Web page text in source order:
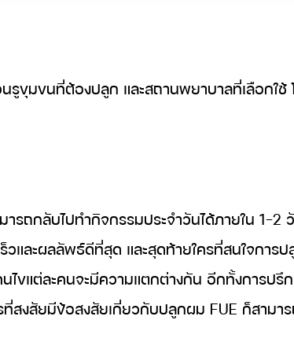
ขุมขนที่ต้องปลูก และสถานพยาบาลที่เลือกใช้
ถกลับไปทำกิจกรรมประจำวันได้ภายใน 1-2
และผลลัพธ์ดีที่สุด และสุดท้ายใครที่สนใจการ
ไขแต่ละคนจะมีความแตกต่างกัน อีกทั้งการป
สงสัยมีข้อสงสัยเกี่ยวกับปลูกผม FUE ก็สามา